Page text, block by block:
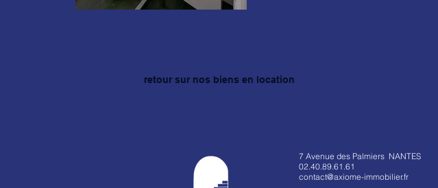
retour sur nos biens en location
7 Avenue des Palmiers NANTES
02.40.89.61.61
contact@axiome-immobilier.fr